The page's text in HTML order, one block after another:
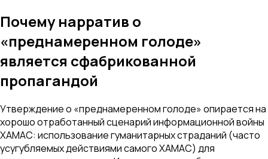
Почему нарратив о
«преднамеренном голоде»
является сфабрикованной
пропагандой
Утверждение о «преднамеренном голоде» опирается на
хорошо отработанный сценарий информационной войны
ХАМАС: использование гуманитарных страданий (часто
усугубляемых действиями самого ХАМАС) для